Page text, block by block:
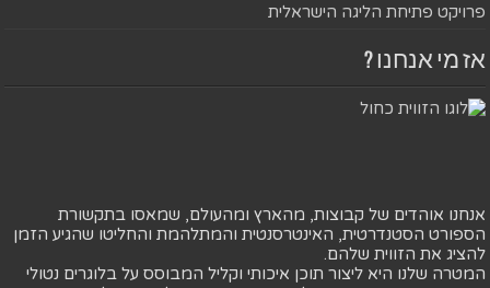
פרויקט פתיחת הליגה הישראלית
אז מי אנחנו ?
אנחנו אוהדים של קבוצות, מהארץ ומהעולם, שמאסו בתקשורת
הספורט הסטנדרטית, האינטרסנטית והמתלהמת והחליטו שהגיע הזמן
להציג את הזווית שלהם.
המטרה שלנו היא ליצור תוכן איכותי וקליל המבוסס על בלוגרים נטולי